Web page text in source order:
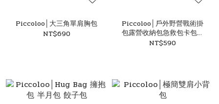
Piccoloo│大三角單肩胸包
NT$690
Piccoloo│戶外野營戰術掛
包露營收納包急救包卡包零
錢包
NT$590